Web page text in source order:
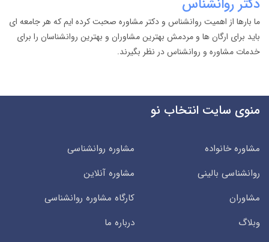
ما بارها از اهمیت روانشناس و دکتر مشاوره صحبت کرده ایم که هر جامعه ای
باید برای ارگان ها و مردمش بهترین مشاوران و بهترین روانشناسان را برای
خدمات مشاوره و روانشناس در نظر بگیرند.
منوی سایت انتخاب نو
مشاوره خانواده
مشاوره روانشناسی
روانشناسی بالینی
مشاوره آنلاین
مشاوران
کارگاه مشاوره روانشناسی
وبلاگ
درباره ما